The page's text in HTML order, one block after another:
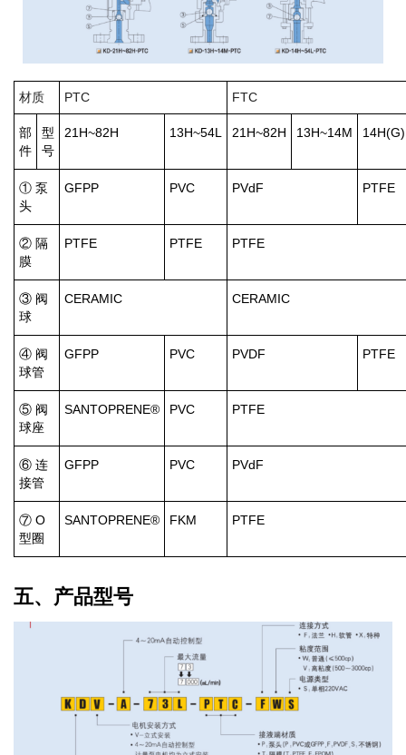
材质 PTC FTC
部
件
型
号
21H~82H 13H~54L 21H~82H 13H~14M
① 泵
头
GFPP PVC PVdF PTFE
② 隔
膜
PTFE PTFE PTFE
③ 阀
球
CERAMIC CERAMIC
④ 阀
球管
GFPP PVC PVDF PTFE
⑤ 阀
球座
SANTOPRENE® PVC PTFE
⑥ 连
接管
GFPP PVC PVdF
⑦ O
型圈
SANTOPRENE® FKM PTFE
五、产品型号